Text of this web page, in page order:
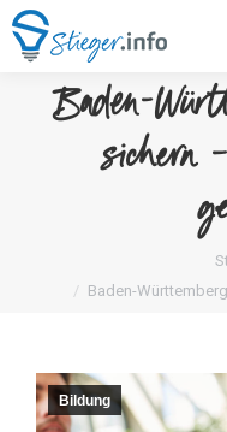
Baden-
sichern
Sie befinden sich hier:
Baden-
Bildung